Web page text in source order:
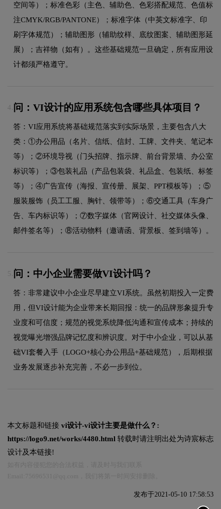
空间等）；标准色彩（主色、辅助色、色彩搭配规范、色值标
注CMYK/RGB/PANTONE）；标准字体（中英文标准字、印
刷字体规范）；辅助图形（辅助纹样、底纹图案、辅助图形延
展）；吉祥物（如有）。这些基础规范一旦确定，所有应用设
计都须严格遵守。
4. 问：VI设计的应用系统包含哪些具体项目？
答：VI应用系统将基础规范落实到实际场景，主要包含八大
类：①办公用品（名片、信纸、信封、工牌、文件夹、笔记本
等）；②环境导视（门头招牌、指示牌、前台背景墙、办公室
标识等）；③包装礼品（产品包装袋、礼品盒、包装纸、标签
等）；④广告宣传（海报、宣传册、展架、PPT模板等）；⑤
服装服饰（员工工服、胸针、领带等）；⑥交通工具（车身广
告、车内标识等）；⑦数字媒体（官网设计、社交媒体头像、
邮件签名等）；⑧活动物料（邀请函、背景板、签到墙等）。
5. 问：中小企业需要做VI设计吗？
答：非常建议中小企业尽早建立VI系统。虽然初期投入一定费
用，但VI设计能为企业带来长期回报：统一的品牌形象提升专
业度和可信度；规范的视觉系统降低沟通和宣传成本；持续的
视觉曝光增强品牌记忆度和辨识度。对于中小企业，可以从基
础VI套餐入手（LOGO+核心办公用品+基础规范），后期根据
业务发展逐步补充完善，不必一步到位。
本文标题和链接 vi设计-vi设计主要是做什么？:
https://logo9.net/works/4480.html 转载时请注明出处为诗宸标志
设计及本链接!
发布于2021-05-10 17:58:53